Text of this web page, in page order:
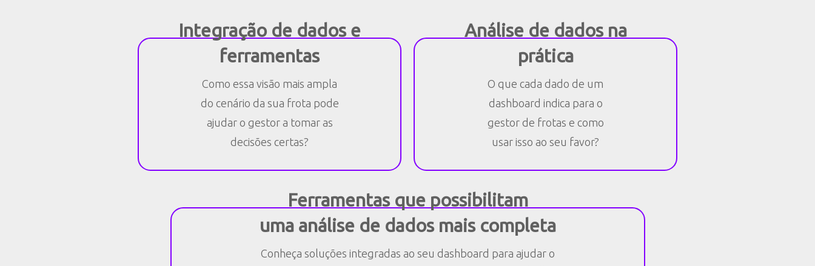
Integração de dados e
ferramentas
Como essa visão mais ampla
do cenário da sua frota pode
ajudar o gestor a tomar as
decisões certas?
Análise de dados na
prática
O que cada dado de um
dashboard indica para o
gestor de frotas e como
usar isso ao seu favor?
Ferra mentas que possibilitam
uma análise de dados mais completa
Conheça soluções integradas ao seu dashboard para ajudar o